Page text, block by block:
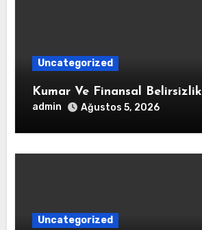
Uncategorized
Kumar Ve Finansal Belirsizlik
admin Ağustos 5, 2026
Uncategorized